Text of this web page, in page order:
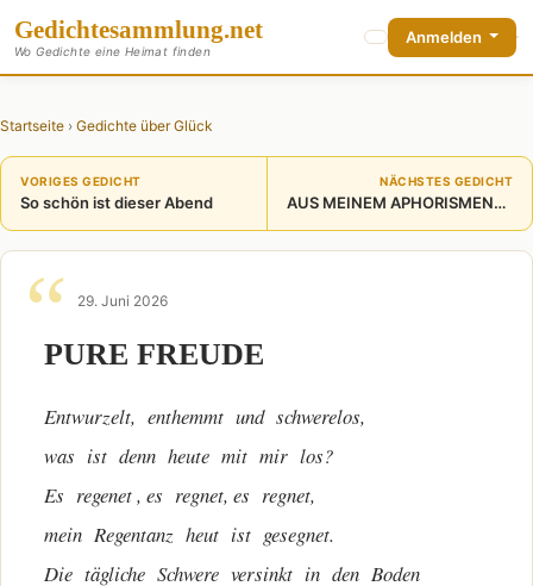
Gedichtesammlung.net
Wo Gedichte eine Heimat finden
Anmelden
Startseite › Gedichte über Glück
VORIGES GEDICHT
So schön ist dieser Abend
NÄCHSTES GEDICHT
AUS MEINEM APHORISMENTEMPEL
29. Juni 2026
PURE FREUDE
Entwurzelt, enthemmt und schwerelos,
was ist denn heute mit mir los?
Es regenet , es regnet, es regnet,
mein Regentanz heut ist gesegnet.
Die tägliche Schwere versinkt in den Boden